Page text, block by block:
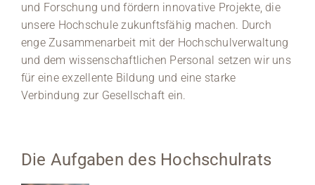
und Forschung und fördern innovative Projekte, die
unsere Hochschule zukunftsfähig machen. Durch
enge Zusammenarbeit mit der Hochschulverwaltung
und dem wissenschaftlichen Personal setzen wir uns
für eine exzellente Bildung und eine starke
Verbindung zur Gesellschaft ein.
Die Aufgaben des Hochschulrats